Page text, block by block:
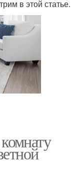
в этой статье.